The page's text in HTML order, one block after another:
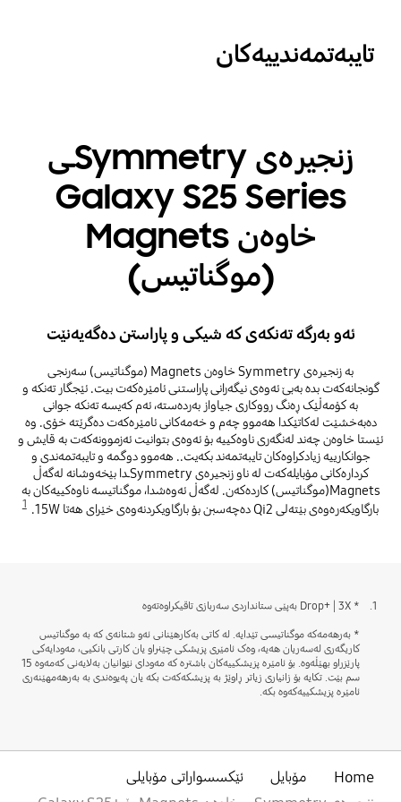
تایبەتمەندییەکان
زنجیرەی Symmetryـی
Galaxy S25 Series
خاوەن Magnets
(موگناتیس)
ئەو بەرگە تەنکەی کە شیکی و پاراستن دەگەیەنێت
بە زنجیرەی Symmetry خاوەن Magnets (موگناتیس) سەرنجی
گونجانەکەت بدە بەبێ ئەوەی نیگەرانی پاراستنی ئامێرەکەت بیت. ئێجگار تەنکە و
بە کۆمەڵێک ڕەنگ رووکاری جیاواز بەردەستە، ئەم کەیسە تەنکە جوانی
دەبەخشێت لەکاتێکدا هەموو چەم و خەمەکانی ئامێرەکەت دەگرێتە خۆی. وە
ئێستا خاوەن چەند لەنگەری ناوەکییە بۆ ئەوەی بتوانیت ئەزموونەکەت بە قایش و
جوانکارییە زیادکراوەکان تایبەتمەند بکەیت.. هەموو دوگمە و تایبەتمەندی و
کردارەکانی مۆبایلەکەت لە ناو زنجیرەی Symmetryـدا بێخەوشانە لەگەڵ
Magnets(موگناتیس) کاردەکەن. لەگەڵ ئەوەشدا، موگناتیسە ناوەکییەکان بە
بارگاویکەرەوەی بێتەلی Qi2 دەچەسبن بۆ بارگاویکردنەوەی خێرای هەتا 15W.
1
1. * Drop+ | 3X بەپێی ستانداردی سەربازی تاقیکراوەتەوە
* بەرهەمەکە موگناتیسی تێدایە. لە کاتی بەکارهێنانی ئەو شتانەی کە بە موگناتیس
کاریگەری لەسەریان هەیە، وەک ئامێری پزیشکی چێنراو یان کارتی بانکیی، مەودایەکی
پارێزراو بهێڵەوە. بۆ ئامێرە پزیشکییەکان باشترە کە مەودای نێوانیان بەلایەنی کەمەوە 15
سم بێت. تکایە بۆ زانیاری زیاتر ڕاوێژ بە پزیشکەکەت بکە یان پەیوەندی بە بەرهەمهێنەری
ئامێرە پزیشکییەکەوە بکە.
Home مۆبایل
ئێکسسواراتی مۆبایلی